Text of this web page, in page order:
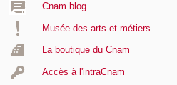
Cnam blog
Musée des arts et métiers
La boutique du Cnam
Accès à l'intraCnam